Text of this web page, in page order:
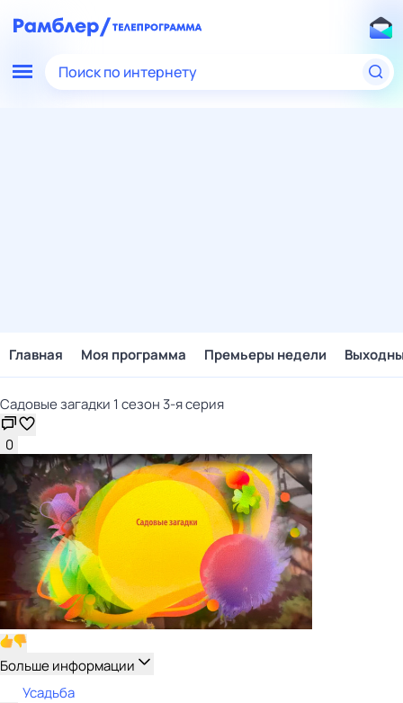
Поиск по интернету
Главная Моя программа Премьеры недели
Садовые загадки 1 сезон 3-я серия
0
Больше информации
Усадьба